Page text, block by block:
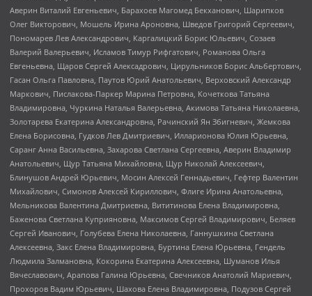
Аверин Виталий Евгеньевич, Барахоев Магомед Бекханович, Шарипков
Олег Викторович, Мошель Ирина Ароновна, Шведов Григорий Сергеевич,
Пономарев Лев Александрович, Каргалицкий Борис Юльевич, Созаев
Валерий Валерьевич, Исламов Тимур Рифгатович, Романова Ольга
Евгеньевна, Щаров Сергей Алексадрович, Цирульников Борис Альбертович,
Гасан Ольга Павловна, Паутов Юрий Анатольевич, Верховский Александр
Маркович, Пислакова-Паркер Марина Петровна, Кочеткова Татьяна
Владимировна, Чуркина Наталья Валерьевна, Акимова Татьяна Николаевна,
Золотарева Екатерина Александровна, Рачинский Ян Збигневич, Жемкова
Елена Борисовна, Гудков Лев Дмитриевич, Илларионова Юлия Юрьевна,
Саранг Анна Васильевна, Захарова Светлана Сергеевна, Аверин Владимир
Анатольевич, Щур Татьяна Михайловна, Щур Николай Алексеевич,
Блинушов Андрей Юрьевич, Мосин Алексей Геннадьевич, Гефтер Валентин
Михайлович, Симонов Алексей Кириллович, Флиге Ирина Анатольевна,
Мельникова Валентина Дмитриевна, Вититинова Елена Владимировна,
Баженова Светлана Куприяновна, Максимов Сергей Владимирович, Беляев
Сергей Иванович, Голубева Елена Николаевна, Ганнушкина Светлана
Алексеевна, Закс Елена Владимировна, Буртина Елена Юрьевна, Гендель
Людмила Залмановна, Кокорина Екатерина Алексеевна, Шуманов Илья
Вячеславович, Арапова Галина Юрьевна, Свечников Анатолий Мариевич,
Прохоров Вадим Юрьевич, Шахова Елена Владимировна, Подузов Сергей